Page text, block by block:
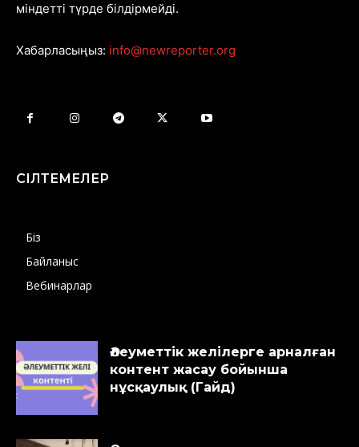
міндетті түрде білдірмейді.
Хабарласыңыз: info@newreporter.org
СІЛТЕМЕЛЕР
Біз
Байланыс
Вебинарлар
Әлеуметтік желілерге арналған
контент жасау бойынша
нұсқаулық (Гайд)